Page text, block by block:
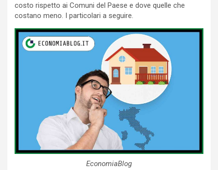
costo rispetto ai Comuni del Paese e dove quelle che
costano meno. I particolari a seguire.
EconomiaBlog